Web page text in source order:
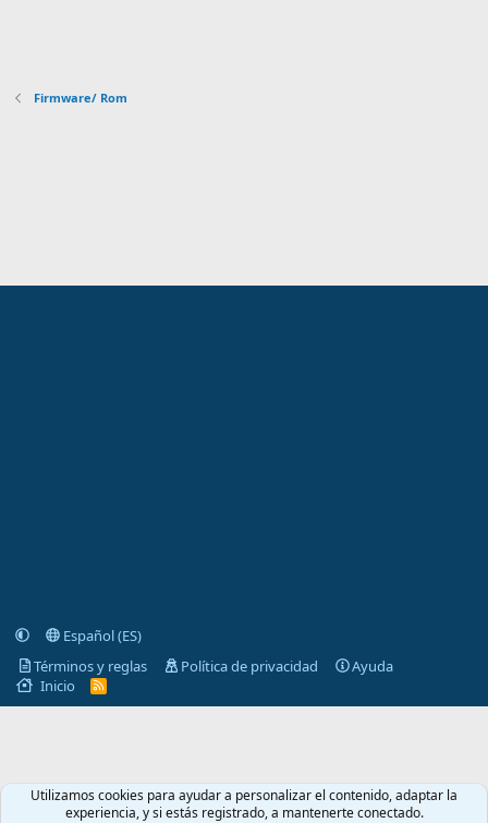
Firmware/ Rom
Español (ES)
Términos y reglas
Política de privacidad
Ayuda
Inicio
R
S
Utilizamos cookies para ayudar a personalizar el contenido, adaptar la
experiencia, y si estás registrado, a mantenerte conectado.